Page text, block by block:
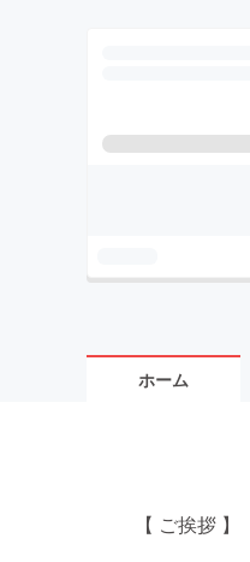
ホーム
【 ご挨拶 】